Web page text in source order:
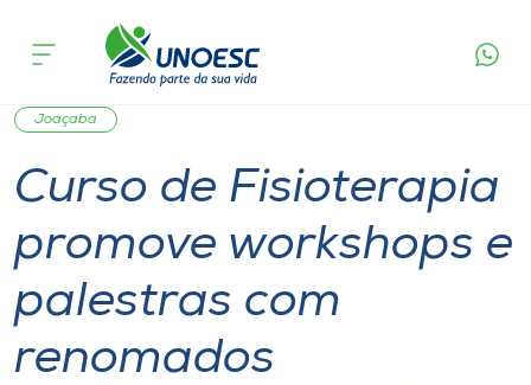
Cursos
Onde estamos
Pesquisa
Atendimento ao Estudante
Portal de Ensino
acontece
Joaçaba
Curso de Fisioterapia
promove workshops e
palestras com
renomados